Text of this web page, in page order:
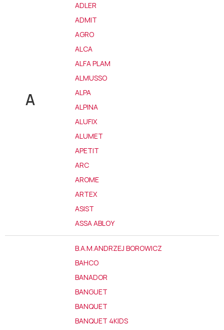
A
ADLER
ADMIT
AGRO
ALCA
ALFA PLAM
ALMUSSO
ALPA
ALPINA
ALUFIX
ALUMET
APETIT
ARC
AROME
ARTEX
ASIST
ASSA ABLOY
B.A.M.ANDRZEJ BOROWICZ
BAHCO
BANADOR
BANGUET
BANQUET
BANQUET 4KIDS